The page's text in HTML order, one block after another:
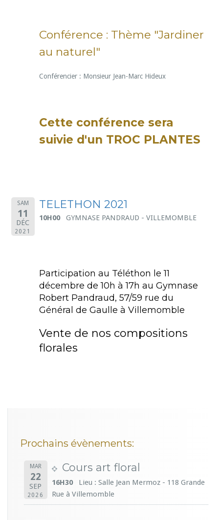
Conférence : Thème "Jardiner
au naturel"
Conférencier : Monsieur Jean-Marc Hideux
Cette conférence sera
suivie d'un TROC PLANTES
SAM
11
DÉC
2021
TELETHON 2021
10H00 GYMNASE PANDRAUD - VILLEMOMBLE
Participation au Téléthon le 11
décembre de 10h à 17h au Gymnase
Robert Pandraud, 57/59 rue du
Général de Gaulle à Villemomble
Vente de nos compositions
florales
Prochains évènements:
MAR
22
SEP
2026
Cours art floral
16H30
Lieu : Salle Jean Mermoz - 118 Grande
Rue à Villemomble